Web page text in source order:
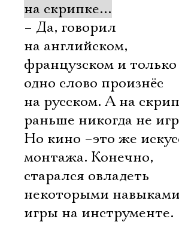
на скрипке…
– Да, говорил
на английском,
французском и только
одно слово произнёс
на русском. А на
раньше никогда не
Но кино –это же
монтажа. Конечно,
старался овладеть
некоторыми навыками
игры на инструменте.